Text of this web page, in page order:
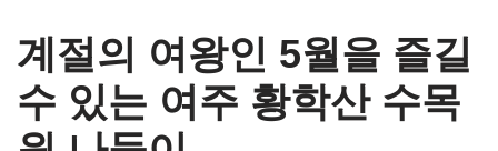
계절의 여왕인 5월을 즐길
수 있는 여주 황학산 수목